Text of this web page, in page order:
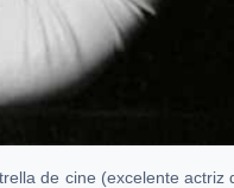
de cine (excelente actriz